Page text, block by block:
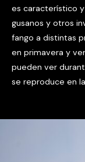
es característico
gusanos y otros
fango a distintas
en primavera y
pueden ver
se reproduce en